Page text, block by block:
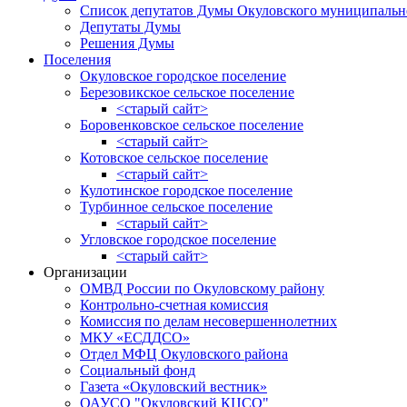
Список депутатов Думы Окуловского
Депутаты Думы
Решения Думы
Поселения
Окуловское городское поселение
Березовикское сельское поселение
<старый сайт>
Боровенковское сельское поселение
<старый сайт>
Котовское сельское поселение
<старый сайт>
Кулотинское городское поселение
Турбинное сельское поселение
<старый сайт>
Угловское городское поселение
<старый сайт>
Организации
ОМВД России по Окуловскому району
Контрольно-счетная комиссия
Комиссия по делам несовершеннолетних
МКУ «ЕСДДСО»
Отдел МФЦ Окуловского района
Социальный фонд
Газета «Окуловский вестник»
ОАУСО "Окуловский КЦСО"